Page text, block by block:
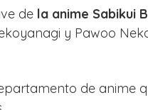
de la anime Sabikui
y Pawoo
de anime